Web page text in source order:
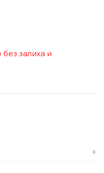
залиха и